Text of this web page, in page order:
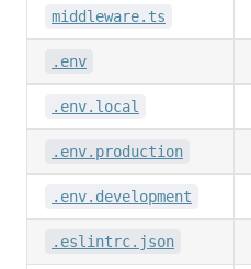
middleware.ts
.env
.env.local
.env.production
.env.development
.eslintrc.json